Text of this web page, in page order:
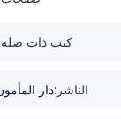
كتب ذات صلة:
الناشر:دار